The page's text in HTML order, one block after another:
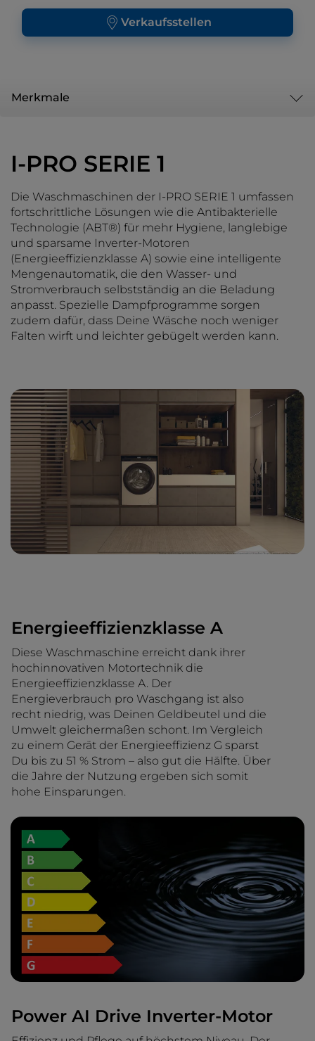
Verkaufsstellen
Merkmale
I-PRO SERIE 1
Die Waschmaschinen der I-PRO SERIE 1 umfassen
fortschrittliche Lösungen wie die Antibakterielle
Technologie (ABT®) für mehr Hygiene, langlebige
und sparsame Inverter-Motoren
(Energieeffizienzklasse A) sowie eine intelligente
Mengenautomatik, die den Wasser- und
Stromverbrauch selbstständig an die Beladung
anpasst. Spezielle Dampfprogramme sorgen
zudem dafür, dass Deine Wäsche noch weniger
Falten wirft und leichter gebügelt werden kann.
Energieeffizienzklasse A
Diese Waschmaschine erreicht dank ihrer
hochinnovativen Motortechnik die
Energieeffizienzklasse A. Der
Energieverbrauch pro Waschgang ist also
recht niedrig, was Deinen Geldbeutel und die
Umwelt gleichermaßen schont. Im Vergleich
zu einem Gerät der Energieeffizienz G sparst
Du bis zu 51 % Strom – also gut die Hälfte. Über
die Jahre der Nutzung ergeben sich somit
hohe Einsparungen.
Power AI Drive Inverter-Motor